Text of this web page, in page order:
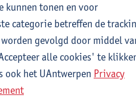
deel plaats op de
te gebruiken,
competenties, wat
kunnen tonen en voor
categorie betreffen de
gevolgd door middel
alle cookies' te
ook het UAntwerpen Privacy